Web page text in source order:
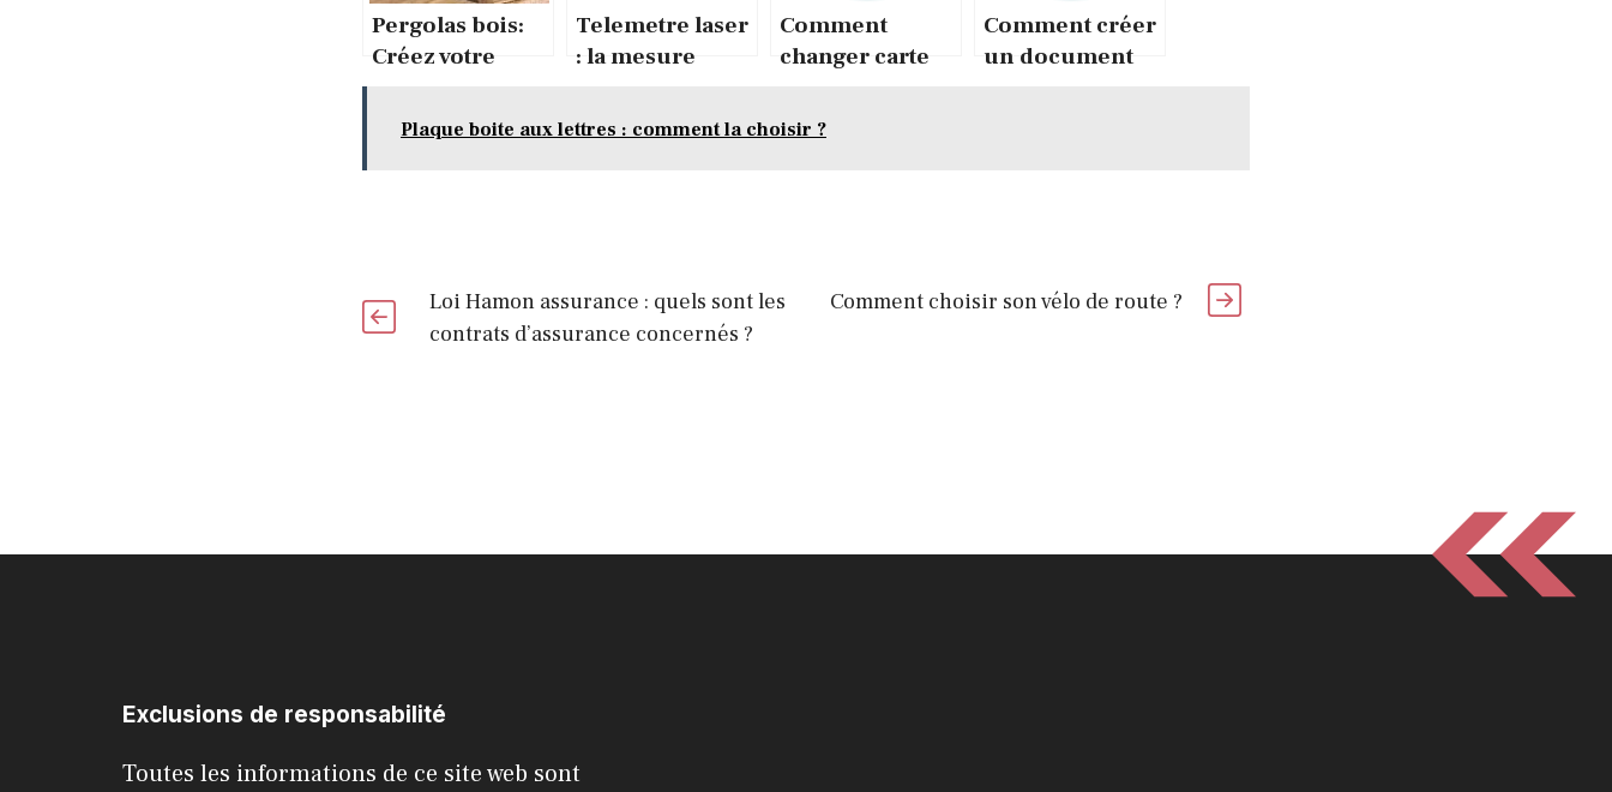
Pergolas bois:
Créez votre
à ciel ouvert !
Telemetre laser
: la mesure
jeu d’enfant
Comment
changer carte
Comment créer
un document
Plaque boite aux lettres : comment la choisir ?
Loi Hamon assurance : quels sont les
contrats d’assurance concernés ?
Comment choisir son vélo de route ?
Exclusions de responsabilité
Toutes les informations de ce site web sont